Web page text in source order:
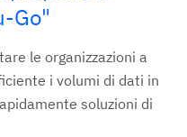
Go"
le organizzazioni a
i volumi di dati in
soluzioni di